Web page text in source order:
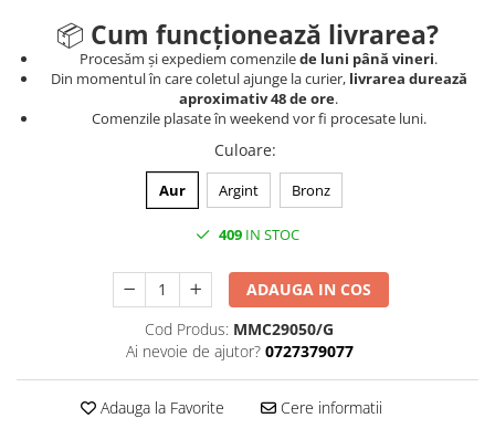
📦 Cum funcționează livrarea?
Procesăm și expediem comenzilede luni până vineri.
Din momentul în care coletul ajunge la curier, livrarea durează
aproximativ 48 de ore.
Comenzile plasate în weekend vor fi procesate luni.
Culoare:
Aur Argint Bronz
409 IN STOC
ADAUGA IN COS
Cod Produs: MMC29050/G
Ai nevoie de ajutor? 0727379077
Adauga la Favorite Cere informatii